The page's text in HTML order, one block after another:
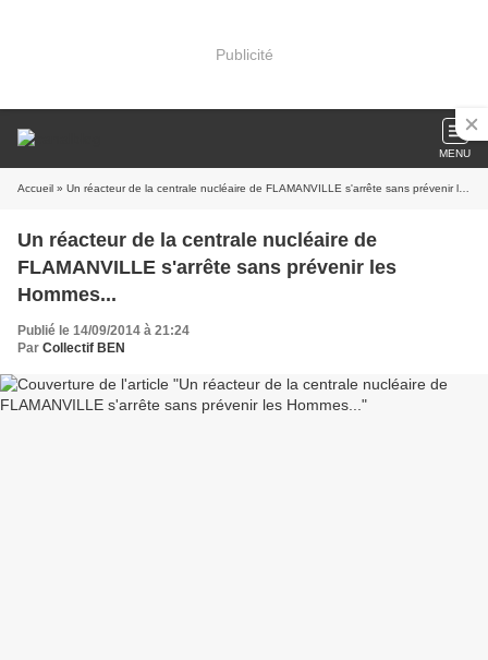
Publicité
MENU
Accueil » Un réacteur de la centrale nucléaire de FLAMANVILLE s'arrête sans prévenir les Hommes...
Un réacteur de la centrale nucléaire de
FLAMANVILLE s'arrête sans prévenir les
Hommes...
Publié le 14/09/2014 à 21:24
Par Collectif BEN